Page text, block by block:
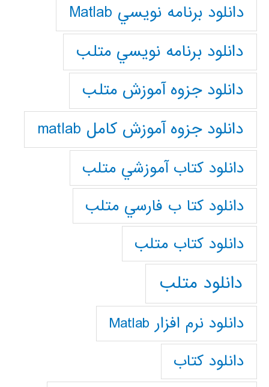
دانلود برنامه نويسي Matlab
دانلود برنامه نويسي متلب
دانلود جزوه آموزش متلب
دانلود جزوه آموزش کامل matlab
دانلود كتاب آموزشي متلب
دانلود كتا ب فارسي متلب
دانلود كتاب متلب
دانلود متلب
دانلود نرم افزار Matlab
دانلود کتاب